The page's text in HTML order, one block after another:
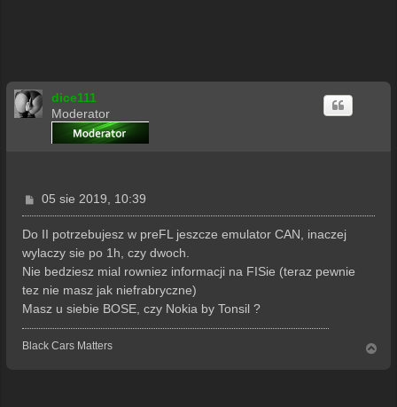
dice111
Moderator
P
o
s
t
05 sie 2019, 10:39
Do II potrzebujesz w preFL jeszcze emulator CAN, inaczej
wylaczy sie po 1h, czy dwoch.
Nie bedziesz mial rowniez informacji na FISie (teraz pewnie
tez nie masz jak niefrabryczne)
Masz u siebie BOSE, czy Nokia by Tonsil ?
Black Cars Matters